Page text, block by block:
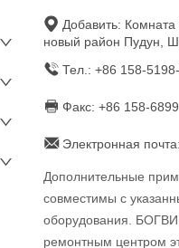
Добавить:
новый район Пудун,
Тел.: +86 158-
Факс: +86 158-
Электронная
Дополнительные
совместимы с
оборудования.
ремонтным центром